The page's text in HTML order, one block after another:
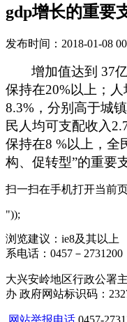
gdp增长的重要
发布时间：2018-01-08
增加值达到 37
保持在20%以上；人
8.3% ，分别高于城
民人均可支配收入
保持在8 %以上， 全
构、促转型”的重要
扫一扫在手机打开当前
"));
浏览建议：ie8及其以上
系电话：0457－2731200
大兴安岭地区行政公署
办 政府网站标识码：